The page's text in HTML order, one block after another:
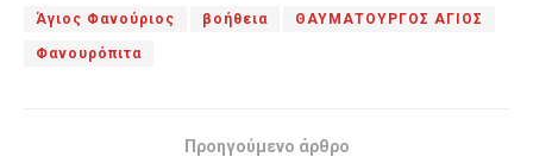
Άγιος Φανούριος βοήθεια ΘΑΥΜΑΤΟΥΡΓΟΣ ΑΓΙΟΣ
Φανουρόπιτα
Προηγούμενο άρθρο